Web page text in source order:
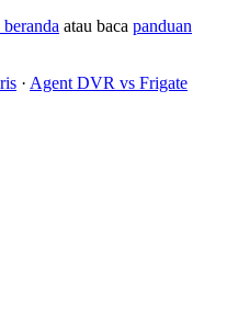
atau baca panduan
· Agent DVR vs Frigate